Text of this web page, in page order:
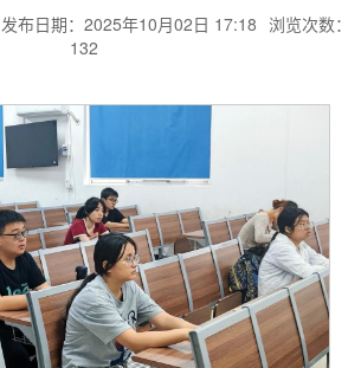
发布日期：2025年10月02日 17:18 浏览次数：
132